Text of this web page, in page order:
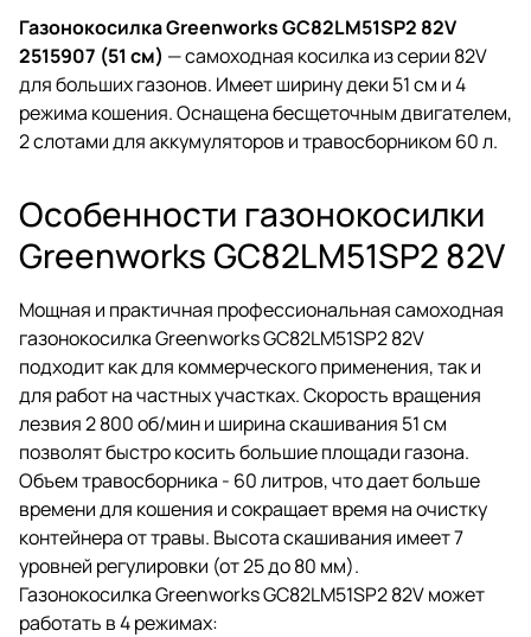
Газонокосилка Greenworks GC82LM51SP2 82V
2515907 (51 см) — самоходная косилка из серии 82V
для больших газонов. Имеет ширину деки 51 см и 4
режима кошения. Оснащена бесщеточным двигателем,
2 слотами для аккумуляторов и травосборником 60 л.
Особенности газонокосилки
Greenworks GC82LM51SP2 82V
Мощная и практичная профессиональная самоходная
газонокосилка Greenworks GC82LM51SP2 82V
подходит как для коммерческого применения, так и
для работ на частных участках. Скорость вращения
лезвия 2 800 об/мин и ширина скашивания 51 см
позволят быстро косить большие площади газона.
Объем травосборника - 60 литров, что дает больше
времени для кошения и сокращает время на очистку
контейнера от травы. Высота скашивания имеет 7
уровней регулировки (от 25 до 80 мм).
Газонокосилка Greenworks GC82LM51SP2 82V может
работать в 4 режимах: